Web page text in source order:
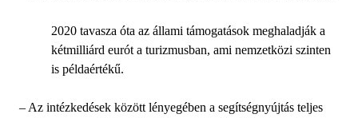
2020 tavasza óta az állami támogatások meghaladják a
kétmilliárd eurót a turizmusban, ami nemzetközi szinten
is példaértékű.
– Az intézkedések között lényegében a segítségnyújtás teljes